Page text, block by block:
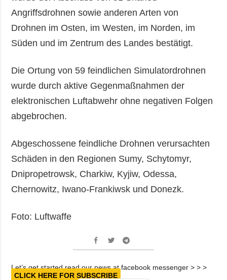
Angriffsdrohnen sowie anderen Arten von
Drohnen im Osten, im Westen, im Norden, im
Süden und im Zentrum des Landes bestätigt.
Die Ortung von 59 feindlichen Simulatordrohnen
wurde durch aktive Gegenmaßnahmen der
elektronischen Luftabwehr ohne negativen Folgen
abgebrochen.
Abgeschossene feindliche Drohnen verursachten
Schäden in den Regionen Sumy, Schytomyr,
Dnipropetrowsk, Charkiw, Kyjiw, Odessa,
Chernowitz, Iwano-Frankiwsk und Donezk.
Foto: Luftwaffe
Let’s get started read our news at facebook messenger > > >
CLICK HERE FOR SUBSCRIBE